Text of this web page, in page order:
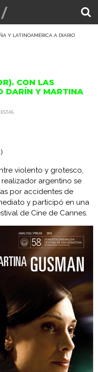
Y LATINOAMÉRICA A DIARIO
CON LAS
DARÍN Y MARTINA
violento y grotesco,
argentino se
por accidentes de
y participó en una
de Cine de Cannes.